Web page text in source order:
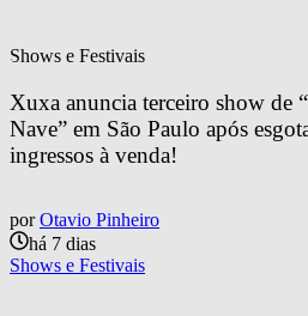
Shows e Festivais
Xuxa anuncia terceiro show de
Nave” em São Paulo após
ingressos à venda!
por Otavio Pinheiro
há 7 dias
Shows e Festivais